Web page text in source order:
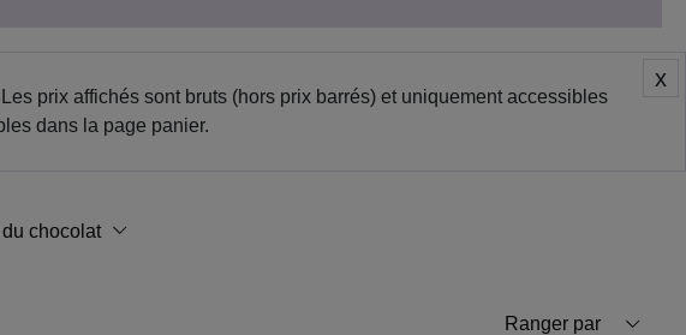
prix affichés sont bruts (hors prix barrés) et uniquement accessibles
dans la page panier.
x
chocolat
Ranger par